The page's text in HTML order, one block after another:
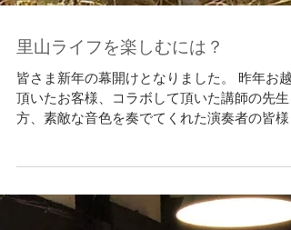
皆さま新年の幕開けとなりました。 昨年お越